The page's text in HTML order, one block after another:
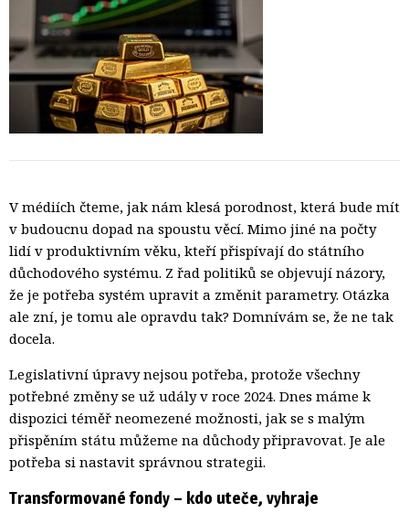
V médiích čteme, jak nám klesá porodnost, která bude mít
v budoucnu dopad na spoustu věcí. Mimo jiné na počty
lidí v produktivním věku, kteří přispívají do státního
důchodového systému. Z řad politiků se objevují názory,
že je potřeba systém upravit a změnit parametry. Otázka
ale zní, je tomu ale opravdu tak? Domnívám se, že ne tak
docela.
Legislativní úpravy nejsou potřeba, protože všechny
potřebné změny se už udály v roce 2024. Dnes máme k
dispozici téměř neomezené možnosti, jak se s malým
přispěním státu můžeme na důchody připravovat. Je ale
potřeba si nastavit správnou strategii.
Transformované fondy – kdo uteče, vyhraje